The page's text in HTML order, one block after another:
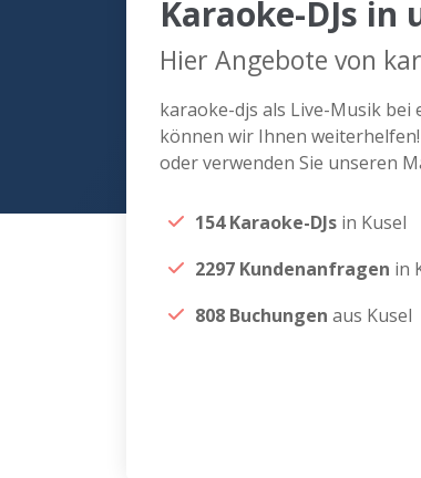
Karaoke-DJs in
Hier Angebote von
karaoke-djs als Live-Musik bei
können wir Ihnen
oder verwenden Sie unseren
154 Karaoke-DJs in Kusel
2297 Kundenanfragen in
808 Buchungen aus Kusel